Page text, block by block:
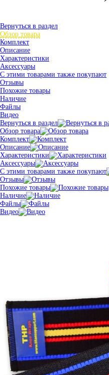
Вернуться в раздел
Обзор товара
Комплект
Описание
Характеристики
Аксессуары
С этими товарами также покупают
Отзывы
Похожие товары
Наличие
Файлы
Видео
Вернуться в раздел
Обзор товара
Комплект
Описание
Характеристики
Аксессуары
С этими товарами также покупают
Отзывы
Похожие товары
Наличие
Файлы
Видео